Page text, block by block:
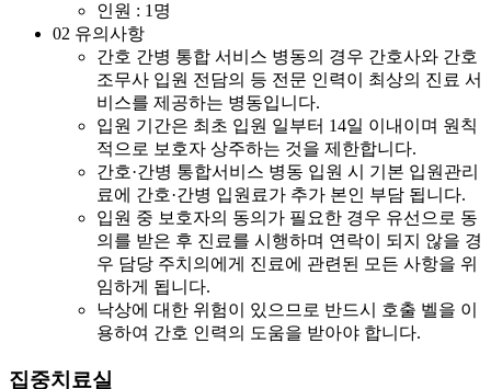
인원 : 1명
02 유의사항
간호 간병 통합 서비스 병동의 경우 간호사와 간호
조무사 입원 전담의 등 전문 인력이 최상의 진료 서
비스를 제공하는 병동입니다.
입원 기간은 최초 입원 일부터 14일 이내이며 원칙
적으로 보호자 상주하는 것을 제한합니다.
간호·간병 통합서비스 병동 입원 시 기본 입원관리
료에 간호·간병 입원료가 추가 본인 부담 됩니다.
입원 중 보호자의 동의가 필요한 경우 유선으로 동
의를 받은 후 진료를 시행하며 연락이 되지 않을 경
우 담당 주치의에게 진료에 관련된 모든 사항을 위
임하게 됩니다.
낙상에 대한 위험이 있으므로 반드시 호출 벨을 이
용하여 간호 인력의 도움을 받아야 합니다.
집중치료실